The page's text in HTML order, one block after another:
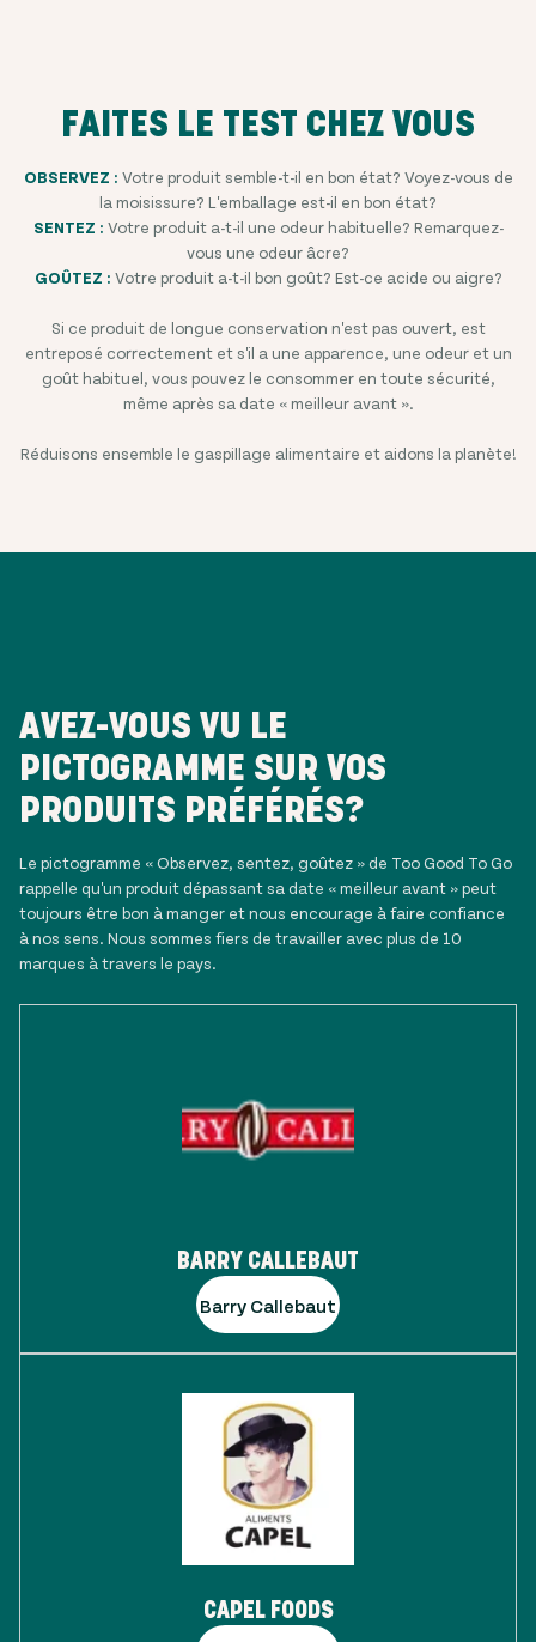
FAITES LE TEST CHEZ VOUS
OBSERVEZ : Votre produit semble-t-il en bon état? Voyez-vous de
la moisissure? L'emballage est-il en bon état?
SENTEZ : Votre produit a-t-il une odeur habituelle? Remarquez-
vous une odeur âcre?
GOÛTEZ : Votre produit a-t-il bon goût? Est-ce acide ou aigre?
Si ce produit de longue conservation n'est pas ouvert, est
entreposé correctement et s'il a une apparence, une odeur et un
goût habituel, vous pouvez le consommer en toute sécurité,
même après sa date « meilleur avant ».
Réduisons ensemble le gaspillage alimentaire et aidons la planète!
AVEZ-VOUS VU LE
PICTOGRAMME SUR VOS
PRODUITS PRÉFÉRÉS?
Le pictogramme « Observez, sentez, goûtez » de Too Good To Go
rappelle qu'un produit dépassant sa date « meilleur avant » peut
toujours être bon à manger et nous encourage à faire confiance
à nos sens. Nous sommes fiers de travailler avec plus de 10
marques à travers le pays.
BARRY CALLEBAUT
Barry Callebaut
CAPEL FOODS